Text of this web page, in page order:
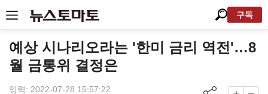
구독
예상 시나리오라는 '한미 금리 역전'…8
월 금통위 결정은
입력: 2022-07-28 15:57:22